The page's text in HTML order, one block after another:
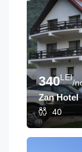
340LEI
/
Zan Hotel
40